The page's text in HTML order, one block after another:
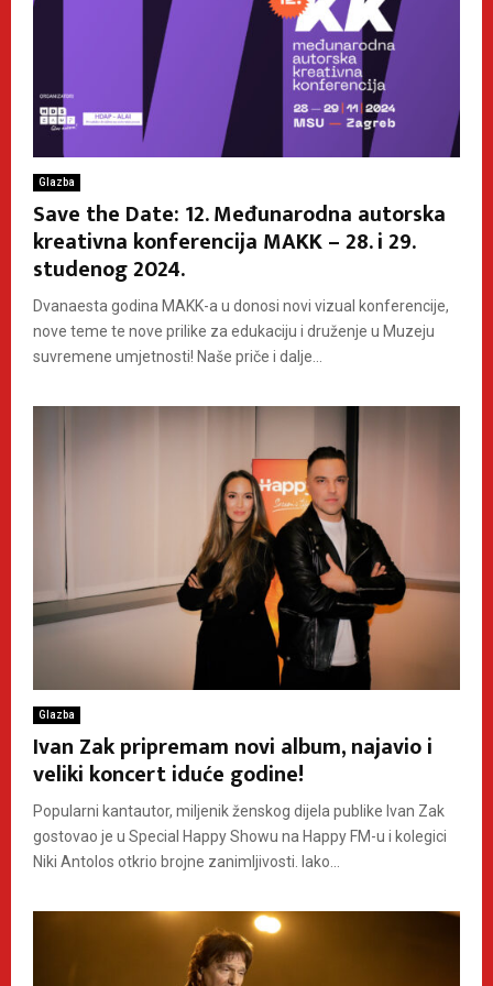
Glazba
Save the Date: 12. Međunarodna autorska
kreativna konferencija MAKK – 28. i 29.
studenog 2024.
Dvanaesta godina MAKK-a u donosi novi vizual konferencije,
nove teme te nove prilike za edukaciju i druženje u Muzeju
suvremene umjetnosti! Naše priče i dalje...
Glazba
Ivan Zak pripremam novi album, najavio i
veliki koncert iduće godine!
Popularni kantautor, miljenik ženskog dijela publike Ivan Zak
gostovao je u Special Happy Showu na Happy FM-u i kolegici
Niki Antolos otkrio brojne zanimljivosti. Iako...